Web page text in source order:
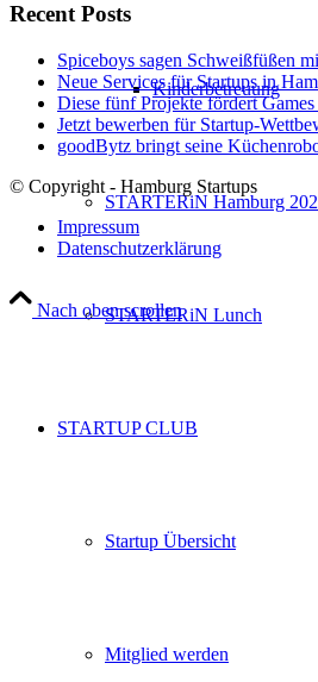
Kinderbetreuung
STARTERiN Hamburg
STARTERiN Lunch
STARTUP CLUB
Startup Übersicht
Mitglied werden
Recent Posts
Spiceboys sagen Schweißfüßen
Neue Services für Startups in
Diese fünf Projekte fördert
Jetzt bewerben für Startup-
goodBytz bringt seine
© Copyright - Hamburg Startups
Impressum
Datenschutzerklärung
Nach oben scrollen